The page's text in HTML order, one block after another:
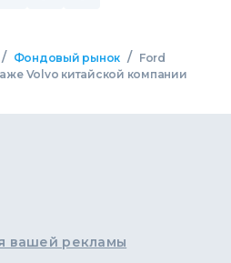
/ Фондовый рынок /
Ford
Volvo китайской компании
вашей рекламы